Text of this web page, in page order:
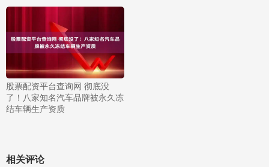
股票配资平台查询网 彻底没
了！八家知名汽车品牌被永久冻
结车辆生产资质
相关评论